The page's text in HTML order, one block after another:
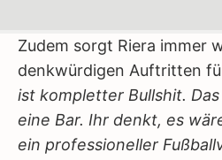
Zudem sorgt Riera immer
denkwürdigen Auftritten
ist kompletter Bullshit.
eine Bar. Ihr denkt, es
ein professioneller